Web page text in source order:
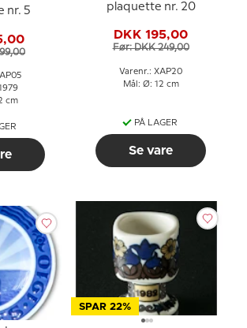
nr. 5
cm
plaquette nr. 20
DKK 195,00
Før: DKK 249,00
Varenr.: XAP20
Mål: Ø: 12 cm
PÅ LAGER
Se vare
SPAR 22%